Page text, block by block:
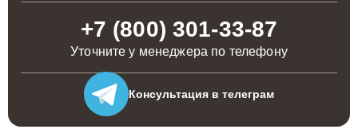
+7 (800) 301-33-87
Уточните у менеджера по телефону
Консультация в телеграм